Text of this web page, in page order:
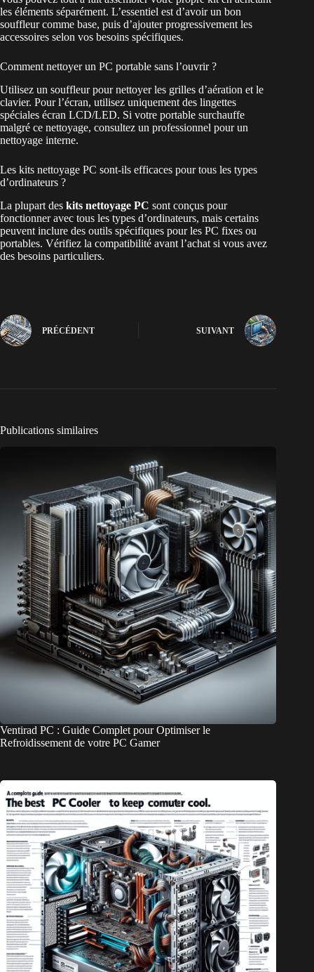
les éléments séparément. L’essentiel est d’avoir un bon
souffleur comme base, puis d’ajouter progressivement les
accessoires selon vos besoins spécifiques.
Comment nettoyer un PC portable sans l’ouvrir ?
Utilisez un souffleur pour nettoyer les grilles d’aération et le
clavier. Pour l’écran, utilisez uniquement des lingettes
spéciales écran LCD/LED. Si votre portable surchauffe
malgré ce nettoyage, consultez un professionnel pour un
nettoyage interne.
Les kits nettoyage PC sont-ils efficaces pour tous les types
d’ordinateurs ?
La plupart des kits nettoyage PC sont conçus pour
fonctionner avec tous les types d’ordinateurs, mais certains
peuvent inclure des outils spécifiques pour les PC fixes ou
portables. Vérifiez la compatibilité avant l’achat si vous avez
des besoins particuliers.
PRÉCÉDENT SUIVANT
Publications similaires
Ventirad PC : Guide Complet pour Optimiser le
Refroidissement de votre PC Gamer